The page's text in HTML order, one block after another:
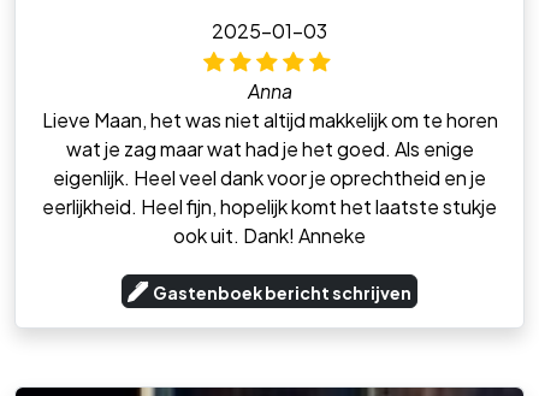
2025-01-03
Anna
Lieve Maan, het was niet altijd makkelijk om te horen
wat je zag maar wat had je het goed. Als enige
eigenlijk. Heel veel dank voor je oprechtheid en je
eerlijkheid. Heel fijn, hopelijk komt het laatste stukje
ook uit. Dank! Anneke
Gastenboek bericht schrijven